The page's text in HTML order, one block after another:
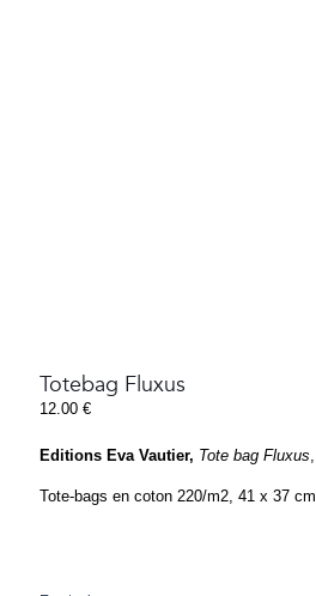
Totebag Fluxus
12.00 €
Editions Eva Vautier, Tote bag Fluxus,
Tote-bags en coton 220/m2, 41 x 37 cm